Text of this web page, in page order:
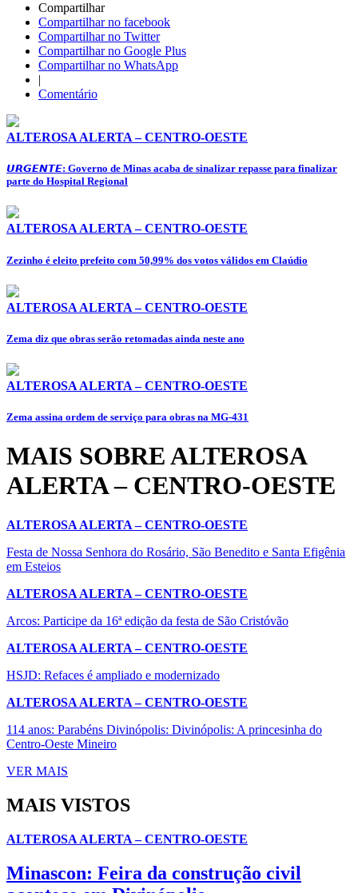
Compartilhar
Compartilhar no facebook
Compartilhar no Twitter
Compartilhar no Google Plus
Compartilhar no WhatsApp
|
Comentário
ALTEROSA ALERTA – CENTRO-OESTE
𝙐𝙍𝙂𝙀𝙉𝙏𝙀: Governo de Minas acaba de sinalizar repasse para finalizar
parte do Hospital Regional
ALTEROSA ALERTA – CENTRO-OESTE
Zezinho é eleito prefeito com 50,99% dos votos válidos em Claúdio
ALTEROSA ALERTA – CENTRO-OESTE
Zema diz que obras serão retomadas ainda neste ano
ALTEROSA ALERTA – CENTRO-OESTE
Zema assina ordem de serviço para obras na MG-431
MAIS SOBRE ALTEROSA
ALERTA – CENTRO-OESTE
ALTEROSA ALERTA – CENTRO-OESTE
Festa de Nossa Senhora do Rosário, São Benedito e Santa Efigênia
em Esteios
ALTEROSA ALERTA – CENTRO-OESTE
Arcos: Participe da 16ª edição da festa de São Cristóvão
ALTEROSA ALERTA – CENTRO-OESTE
HSJD: Refaces é ampliado e modernizado
ALTEROSA ALERTA – CENTRO-OESTE
114 anos: Parabéns Divinópolis: Divinópolis: A princesinha do
Centro-Oeste Mineiro
VER MAIS
MAIS VISTOS
ALTEROSA ALERTA – CENTRO-OESTE
Minascon: Feira da construção civil